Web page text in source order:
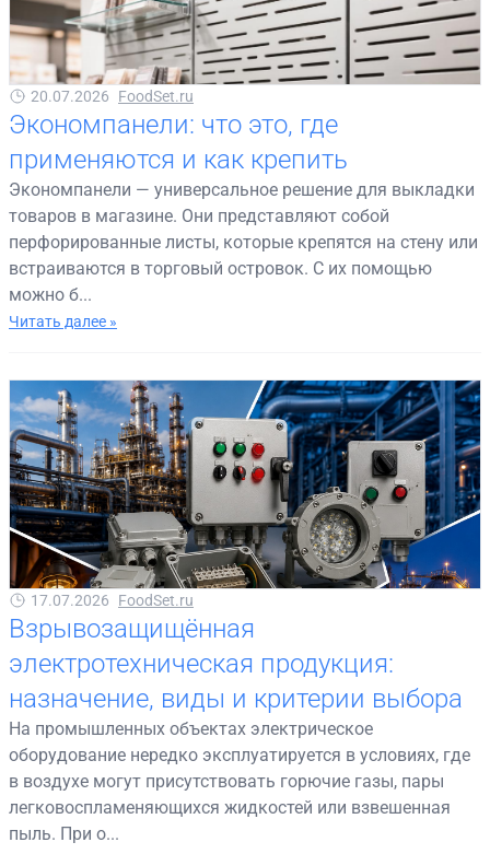
20.07.2026 FoodSet.ru
Экономпанели: что это, где
применяются и как крепить
Экономпанели — универсальное решение для выкладки
товаров в магазине. Они представляют собой
перфорированные листы, которые крепятся на стену или
встраиваются в торговый островок. С их помощью
можно б...
Читать далее »
17.07.2026 FoodSet.ru
Взрывозащищённая
электротехническая продукция:
назначение, виды и критерии выбора
На промышленных объектах электрическое
оборудование нередко эксплуатируется в условиях, где
в воздухе могут присутствовать горючие газы, пары
легковоспламеняющихся жидкостей или взвешенная
пыль. При о...